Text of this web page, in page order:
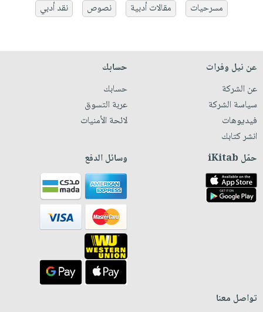
مسرحيات
مقالات أدبية نصوص نقد أدبي
عن نيل وفرات
عن الشركة
سياسة الشركة
فيديوهات
انشر كتابك
حسابك
حسابك
عربة التسوق
لائحة الأمنيات
حمّل iKitab وسائل الدفع
تواصل معنا